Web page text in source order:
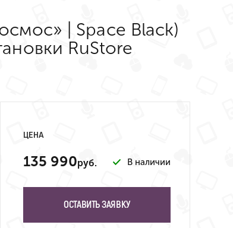
| Space Black)
RuStore
ЦЕНА
135 990руб. В наличии
ОСТАВИТЬ ЗАЯВКУ